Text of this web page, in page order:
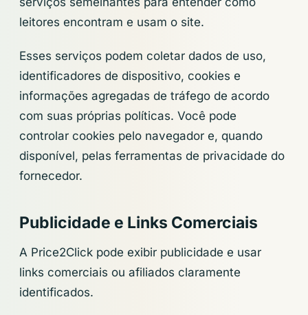
leitores encontram e usam o site.
Esses serviços podem coletar dados de uso,
identificadores de dispositivo, cookies e
informações agregadas de tráfego de acordo
com suas próprias políticas. Você pode
controlar cookies pelo navegador e, quando
disponível, pelas ferramentas de privacidade do
fornecedor.
Publicidade e Links Comerciais
A Price2Click pode exibir publicidade e usar
links comerciais ou afiliados claramente
identificados.